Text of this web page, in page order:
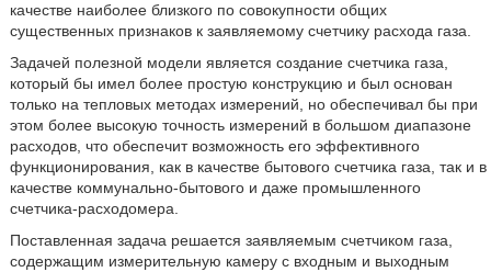
качестве наиболее близкого по совокупности общих
существенных признаков к заявляемому счетчику расхода газа.
Задачей полезной модели является создание счетчика газа,
который бы имел более простую конструкцию и был основан
только на тепловых методах измерений, но обеспечивал бы при
этом более высокую точность измерений в большом диапазоне
расходов, что обеспечит возможность его эффективного
функционирования, как в качестве бытового счетчика газа, так и в
качестве коммунально-бытового и даже промышленного
счетчика-расходомера.
Поставленная задача решается заявляемым счетчиком газа,
содержащим измерительную камеру с входным и выходным